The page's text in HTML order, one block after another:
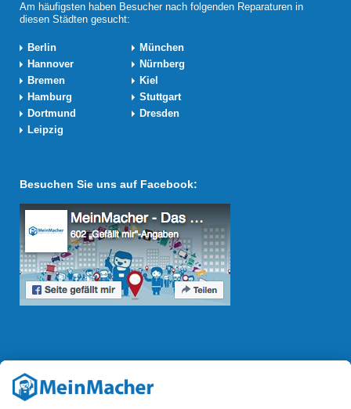
Am häufigsten haben Besucher nach folgenden Reparaturen in
diesen Städten gesucht:
Berlin
München
Hannover
Nürnberg
Bremen
Kiel
Hamburg
Stuttgart
Dortmund
Dresden
Leipzig
Besuchen Sie uns auf Facebook:
Reparatur Revolution
Mit derReparatur-Revolution
Reparaturbedingungen in Deutschland: Für Produkte, die sich gut